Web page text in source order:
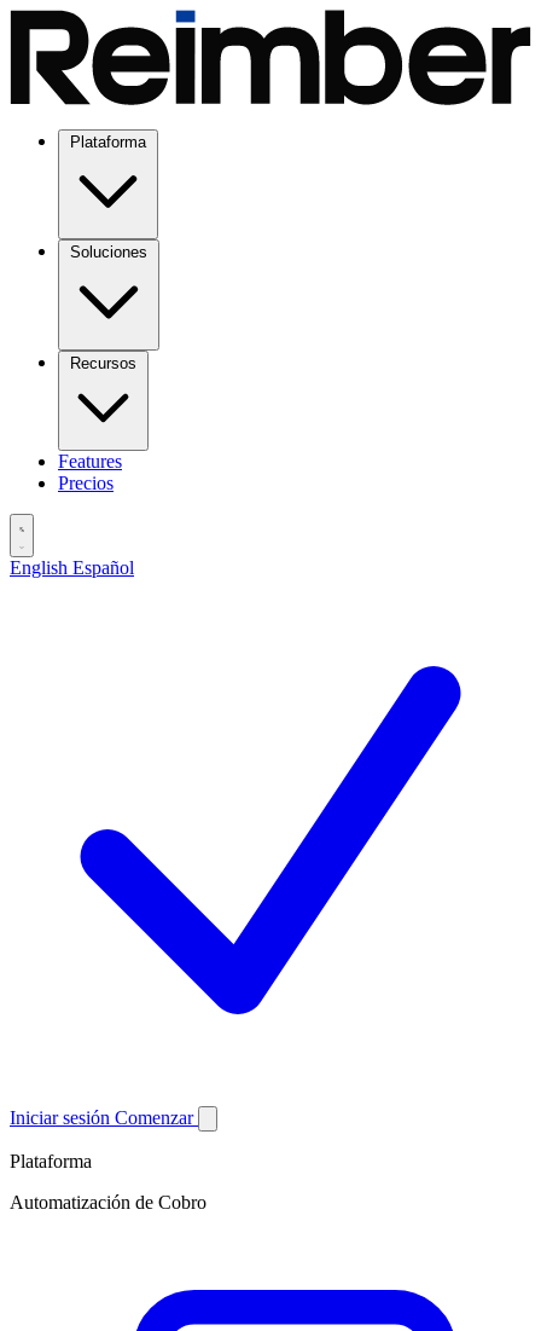
Features
Precios
English Español
Iniciar sesión Comenzar
Plataforma
Automatización de Cobro